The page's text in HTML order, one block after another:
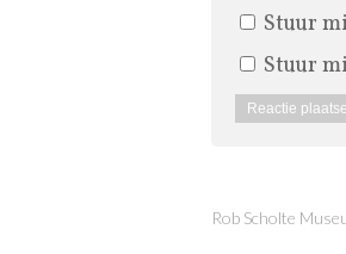
Stuur
Stuur
Rob Scholte